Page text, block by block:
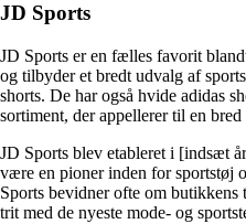
JD Sports
JD Sports er en fælles favorit
og tilbyder et bredt udvalg af
shorts. De har også hvide adidas
sortiment, der appellerer til en
JD Sports blev etableret i [indsæt
være en pioner inden for sportstøj
Sports bevidner ofte om
trit med de nyeste mode- og